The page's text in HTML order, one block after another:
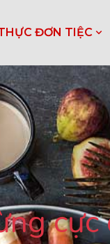
ĐƠN TIỆC